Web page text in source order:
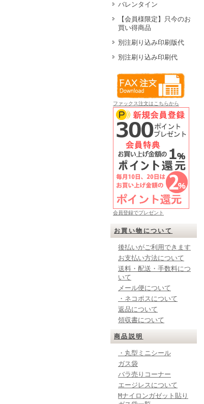
バレンタイン
【会員様限定】只今のお
買い得商品
別注刷り込み印刷版代
別注刷り込み印刷代
ファックス注文はこちらから
会員登録でプレゼント
お買い物について
後払いがご利用できます
お支払い方法について
送料・配送・手数料につ
いて
メール便について
・ネコポスについて
返品について
領収書について
商品説明
・丸型ミニシール
ガス袋
バラ売りコーナー
エージレスについて
Mナイロンガゼット貼り